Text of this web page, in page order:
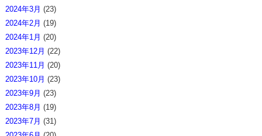
2024年3月 (23)
2024年2月 (19)
2024年1月 (20)
2023年12月 (22)
2023年11月 (20)
2023年10月 (23)
2023年9月 (23)
2023年8月 (19)
2023年7月 (31)